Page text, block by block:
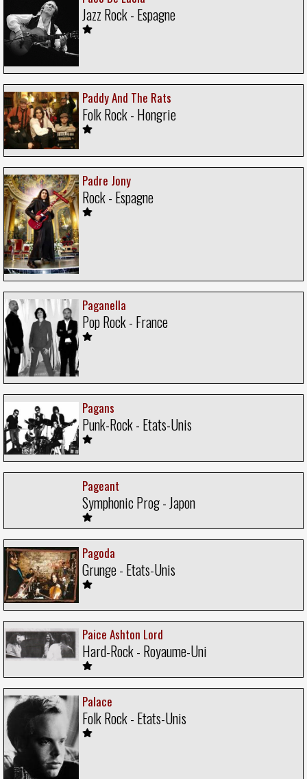
Jazz Rock - Espagne
Paddy And The Rats
Folk Rock - Hongrie
Padre Jony
Rock - Espagne
Paganella
Pop Rock - France
Pagans
Punk-Rock - Etats-Unis
Pageant
Symphonic Prog - Japon
Pagoda
Grunge - Etats-Unis
Paice Ashton Lord
Hard-Rock - Royaume-Uni
Palace
Folk Rock - Etats-Unis